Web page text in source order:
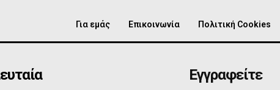
Για εμάς Επικοινωνία Πολιτική Cookies
Εγγραφείτε